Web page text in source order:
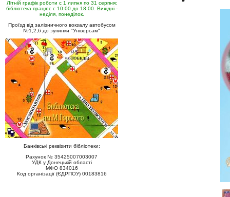
Літній графік роботи с 1 липня по 31 серпня:
бібліотека працює с 10:00 до 18:00. Вихідні -
неділя, понеділок.
Проїзд від залізничного вокзалу автобусом
№1,2,6 до зупинки "Універсам"
Банківські реквізити бібліотеки:
Рахунок № 35425007003007
УДК у Донецькій області
МФО 834016
Код організації (ЄДРПОУ) 00183816